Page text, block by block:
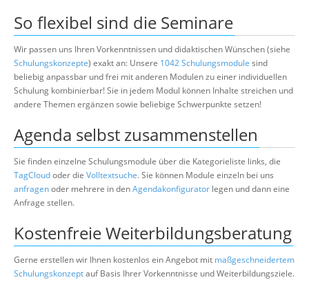
So flexibel sind die Seminare
Wir passen uns Ihren Vorkenntnissen und didaktischen Wünschen (siehe
Schulungskonzepte) exakt an: Unsere 1042 Schulungsmodule sind
beliebig anpassbar und frei mit anderen Modulen zu einer individuellen
Schulung kombinierbar! Sie in jedem Modul können Inhalte streichen und
andere Themen ergänzen sowie beliebige Schwerpunkte setzen!
Agenda selbst zusammenstellen
Sie finden einzelne Schulungsmodule über die Kategorieliste links, die
TagCloudoder die Volltextsuche. Sie können Module einzeln bei uns
anfragenoder mehrere in denAgendakonfigurator legen und dann eine
Anfrage stellen.
Kostenfreie Weiterbildungsberatung
Gerne erstellen wir Ihnen kostenlos ein Angebot mit maßgeschneidertem
Schulungskonzeptauf Basis Ihrer Vorkenntnisse und Weiterbildungsziele.